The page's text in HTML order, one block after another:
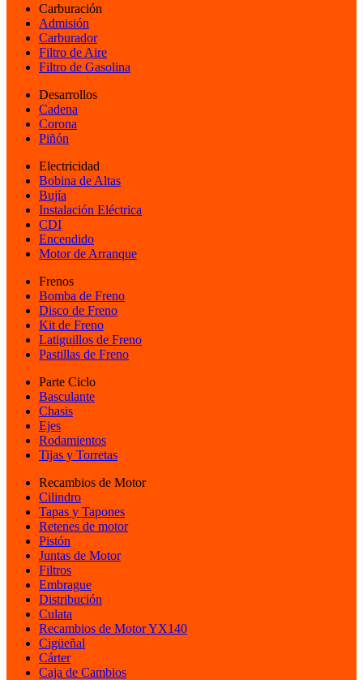
Carburación
Admisión
Carburador
Filtro de Aire
Filtro de Gasolina
Desarrollos
Cadena
Corona
Piñón
Electricidad
Bobina de Altas
Bujía
Instalación Eléctrica
CDI
Encendido
Motor de Arranque
Frenos
Bomba de Freno
Disco de Freno
Kit de Freno
Latiguillos de Freno
Pastillas de Freno
Parte Ciclo
Basculante
Chasis
Ejes
Rodamientos
Tijas y Torretas
Recambios de Motor
Cilindro
Tapas y Tapones
Retenes de motor
Pistón
Juntas de Motor
Filtros
Embrague
Distribución
Culata
Recambios de Motor YX140
Cigüeñal
Cárter
Caja de Cambios